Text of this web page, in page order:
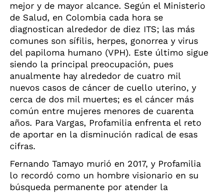
mejor y de mayor alcance. Según el Ministerio
de Salud, en Colombia cada hora se
diagnostican alrededor de diez ITS; las más
comunes son sífilis, herpes, gonorrea y virus
del papiloma humano (VPH). Este último sigue
siendo la principal preocupación, pues
anualmente hay alrededor de cuatro mil
nuevos casos de cáncer de cuello uterino, y
cerca de dos mil muertes; es el cáncer más
común entre mujeres menores de cuarenta
años. Para Vargas, Profamilia enfrenta el reto
de aportar en la disminución radical de esas
cifras.
Fernando Tamayo murió en 2017, y Profamilia
lo recordó como un hombre visionario en su
búsqueda permanente por atender la